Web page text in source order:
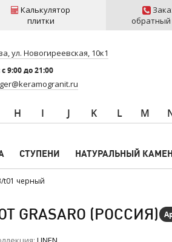
Калькулятор
плитки
обратный
ул. Новогиреевская, 10к1
9:00 до 21:00
H I J K L M
СТУПЕНИ НАТУРАЛЬНЫЙ
t01 черный
GRASARO (РОССИЯ)